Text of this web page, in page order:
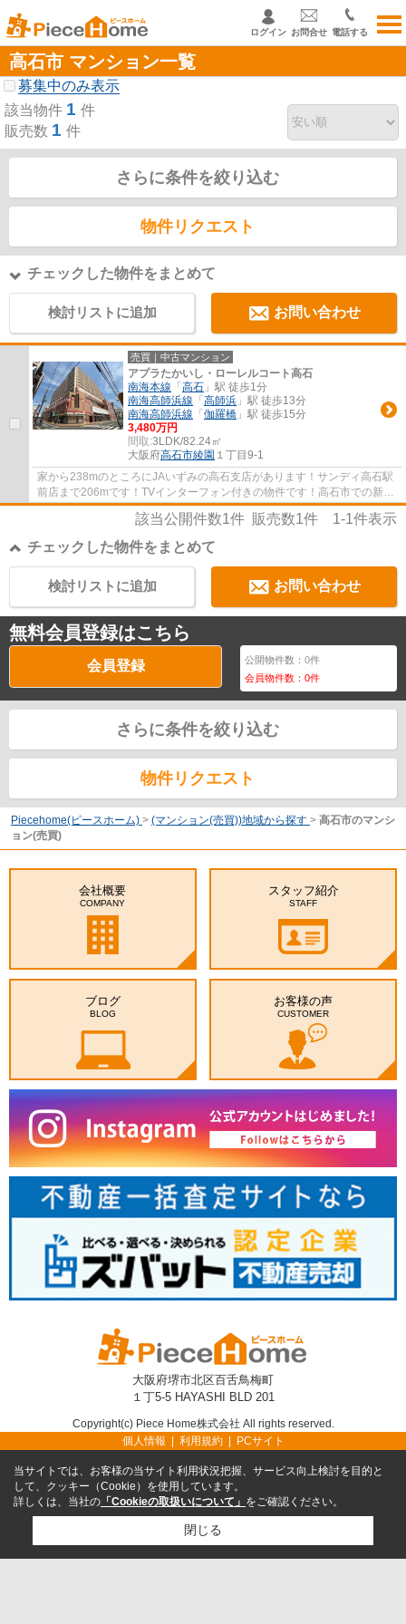
ログイン お問合せ 電話する
高石市 マンション一覧
募集中のみ表示
該当物件 1 件
販売数 1 件
さらに条件を絞り込む
物件リクエスト
チェックした物件をまとめて
検討リストに追加 お問い合わせ
売買｜中古マンション
アプラたかいし・ローレルコート高石
南海本線 「 高石 」駅 徒歩1分
南海高師浜線 「 高師浜 」駅 徒歩13分
南海高師浜線 「 伽羅橋 」駅 徒歩15分
3,480万円
間取:3LDK/82.24㎡
大阪府高石市綾園 １丁目9-1
家から238mのところにJAいずみの高石支店があります！サンディ高石駅
前店まで206mです！TVインターフォン付きの物件です！高石市での新生
活なら、オススメのエリアは南海本線高石周辺...
該当公開件数1件 販売数1件 1-1件表示
チェックした物件をまとめて
お問い合わせ
検討リストに追加
無料会員登録はこちら
会員登録 公開物件数：0件
会員物件数：0件
さらに条件を絞り込む
物件リクエスト
Piecehome(ピースホーム) > (マンション(売買))地域から探す > 高石市のマンシ
ョン(売買)
会社概要
COMPANY
スタッフ紹介
STAFF
ブログ
BLOG
お客様の声
CUSTOMER
大阪府堺市北区百舌鳥梅町
１丁5-5 HAYASHI BLD 201
Copyright(c) Piece Home株式会社 All rights reserved.
個人情報
利用規約 PCサイト
当サイトでは、お客様の当サイト利用状況把握、サービス向上検討を目的と
して、クッキー（Cookie）を使用しています。
詳しくは、当社の 「Cookieの取扱いについて」 をご確認ください。
閉じる